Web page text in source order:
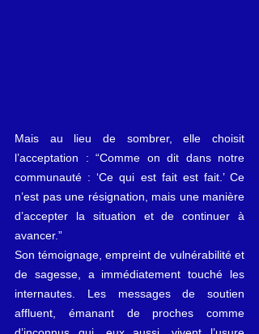
Mais au lieu de sombrer, elle choisit
l’acceptation : “Comme on dit dans notre
communauté : ‘Ce qui est fait est fait.’ Ce
n’est pas une résignation, mais une manière
d’accepter la situation et de continuer à
avancer.”
Son témoignage, empreint de vulnérabilité et
de sagesse, a immédiatement touché les
internautes. Les messages de soutien
affluent, émanant de proches comme